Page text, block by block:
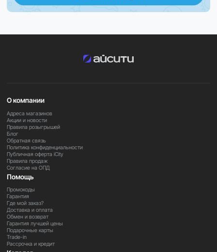
в офисе, дома или в профессиональной среде.
Закажите прямо сейчас
инструмент для работы с Mac.
О компании
Адреса магазинов
Акции и новости
Правила розыгрышей
Блог
Обратная связь
Политика конфиденциальности
Публичная оферта iCity
Правила продаж
Согласие на ОПД
Помощь
Промокоды
Гарантия
Где мой заказ?
Доставка и оплата
Обмен и возврат
Гарантия лучшей цены
Подарочные карты
Trade-in
Рассрочка и кредит